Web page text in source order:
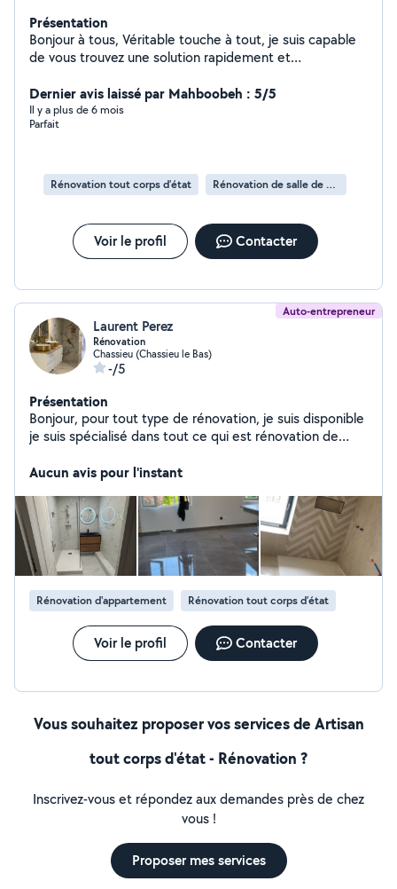
Présentation
Bonjour à tous, Véritable touche à tout, je suis capable
de vous trouvez une solution rapidement et
Dernier avis laissé par Mahboobeh : 5/5
Il y a plus de 6 mois
Parfait
Rénovation tout corps d’état Rénovation de salle de bains
Voir le profil Contacter
Auto-entrepreneur
Laurent Perez
Rénovation
Chassieu (Chassieu le Bas)
-/5
Présentation
Bonjour, pour tout type de rénovation, je suis disponible
je suis spécialisé dans tout ce qui est rénovation de
contacter pour plus de renseignements. Je suis à votre
Aucun avis pour l'instant
Rénovation d'appartement Rénovation tout corps d’état
Voir le profil Contacter
Vous souhaitez proposer vos services de Artisan
tout corps d'état - Rénovation ?
Inscrivez-vous et répondez aux demandes près de chez
vous !
Proposer mes services